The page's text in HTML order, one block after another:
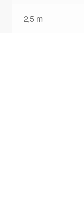
2,5 m